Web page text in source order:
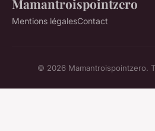
Mamantroispointzero
Mentions légalesContact
© 2026 Mamantroispointzero.